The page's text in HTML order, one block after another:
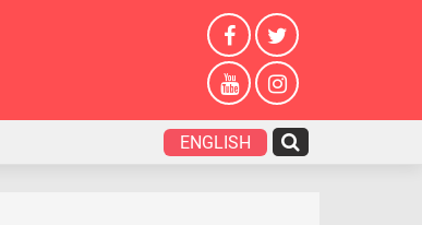
ENGLISH